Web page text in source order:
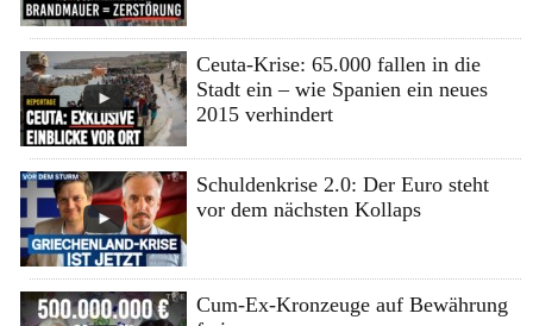
Ceuta-Krise: 65.000 fallen in die
Stadt ein – wie Spanien ein neues
2015 verhindert
Schuldenkrise 2.0: Der Euro steht
vor dem nächsten Kollaps
Cum-Ex-Kronzeuge auf Bewährung